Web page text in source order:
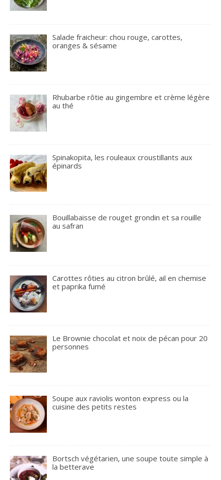
Salade fraicheur: chou rouge, carottes,
oranges & sésame
Rhubarbe rôtie au gingembre et crème légère
au thé
Spinakopita, les rouleaux croustillants aux
épinards
Bouillabaisse de rouget grondin et sa rouille
au safran
Carottes rôties au citron brûlé, ail en chemise
et paprika fumé
Le Brownie chocolat et noix de pécan pour 20
personnes
Soupe aux raviolis wonton express ou la
cuisine des petits restes
Bortsch végétarien, une soupe toute simple à
la betterave